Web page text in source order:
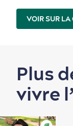
VOIR SUR LA
Plus
vivre